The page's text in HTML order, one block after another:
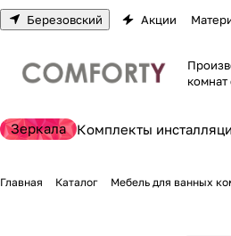
Березовский Акции
комнат
Зеркала Комплекты
Главная Каталог Мебель для ванных